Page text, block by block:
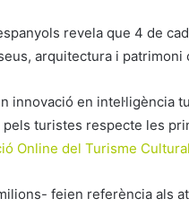
revela que 4 de
arquitectura i patrimoni
innovació en intel·ligència
turistes respecte les
Online del Turisme
feien referència als